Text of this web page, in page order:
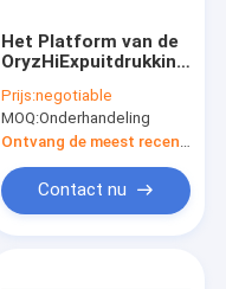
Het Platform van de
OryzHiExpuitdrukking
Eiwit de Dienstgmp
nalevingsfaciliteit
Prijs:negotiable
MOQ:Onderhandeling
Contact nu